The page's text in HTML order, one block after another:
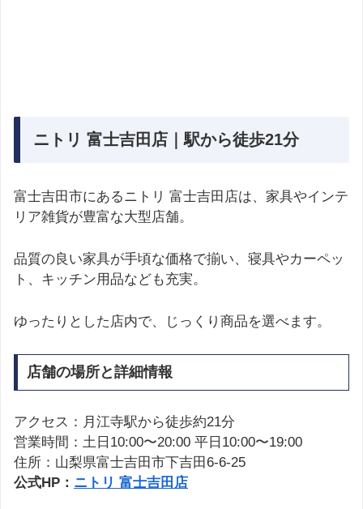
ニトリ 富士吉田店｜駅から徒歩21分
富士吉田市にあるニトリ 富士吉田店は、家具やインテ
リア雑貨が豊富な大型店舗。
品質の良い家具が手頃な価格で揃い、寝具やカーペッ
ト、キッチン用品なども充実。
ゆったりとした店内で、じっくり商品を選べます。
店舗の場所と詳細情報
アクセス：月江寺駅から徒歩約21分
営業時間：土日10:00〜20:00 平日10:00〜19:00
住所：山梨県富士吉田市下吉田6-6-25
公式HP： ニトリ 富士吉田店